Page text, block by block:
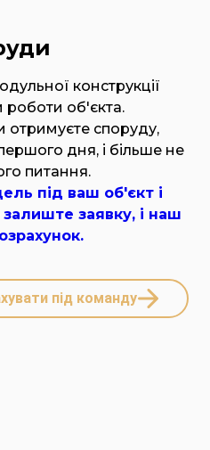
конструкції
роботи об'єкта.
отримуєте споруду,
дня, і більше не
питання.
під ваш об'єкт і
заявку, і наш
під команду